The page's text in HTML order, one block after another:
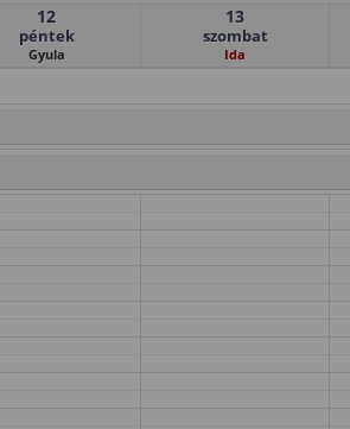
12
péntek
Gyula
13
szombat
Ida